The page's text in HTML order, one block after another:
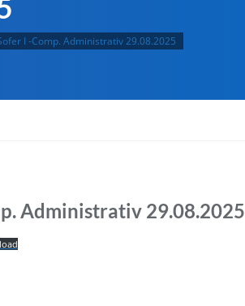
I -Comp. Administrativ 29.08.2025
Administrativ 29.08.2025